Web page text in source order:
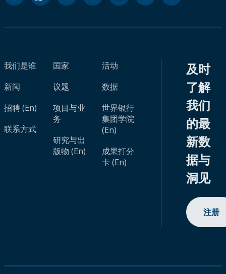
我们是谁
新闻
招聘 (En)
联系方式
国家
议题
项目与业
务
研究与出
版物 (En)
活动
数据
世界银行
集团学院
(En)
成果打分
卡 (En)
及时
了解
我们
的最
新数
据与
洞见
注册